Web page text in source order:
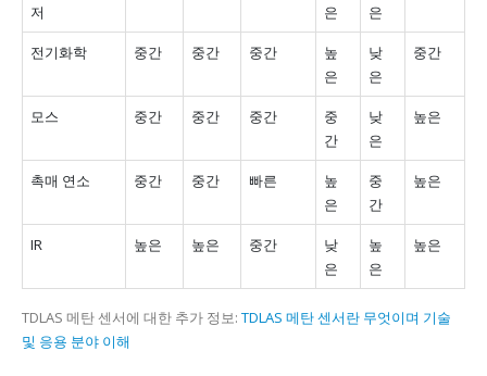
저
은
은
전기화학 중간 중간 중간
높
은
낮
은
중간
모스 중간 중간 중간
중
간
낮
은
높은
촉매 연소 중간 중간 빠른
높
은
중
간
높은
IR 높은 높은 중간
낮
은
높
은
높은
TDLAS 메탄 센서에 대한 추가 정보: TDLAS 메탄 센서란 무엇이며 기술
및 응용 분야 이해